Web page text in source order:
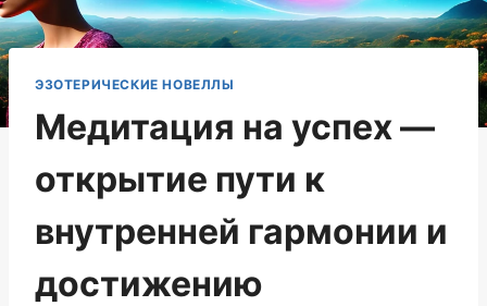
ЭЗОТЕРИЧЕСКИЕ НОВЕЛЛЫ
Медитация на успех —
открытие пути к
внутренней гармонии и
достижению